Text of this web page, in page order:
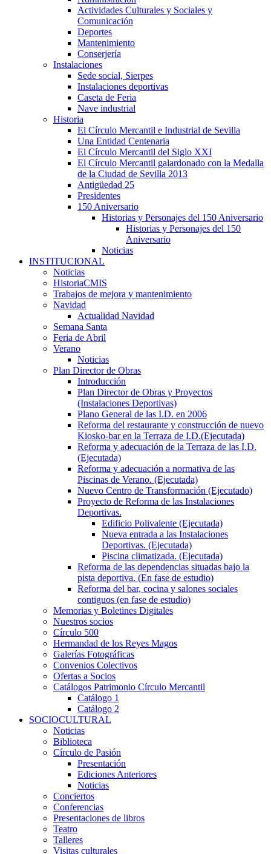
Actividades Culturales y Sociales y
Comunicación
Deportes
Mantenimiento
Conserjería
Instalaciones
Sede social, Sierpes
Instalaciones deportivas
Caseta de Feria
Nave industrial
Historia
El Círculo Mercantil e Industrial de Sevilla
Una Entidad Centenaria
El Círculo Mercantil del Siglo XXI
El Círculo Mercantil galardonado con la Medalla
de la Ciudad de Sevilla 2013
Antigüedad 25
Presidentes
150 Aniversario
Historias y Personajes del 150 Aniversario
Historias y Personajes del 150
Aniversario
Noticias
INSTITUCIONAL
Noticias
HistoriaCMIS
Trabajos de mejora y mantenimiento
Navidad
Actualidad Navidad
Semana Santa
Feria de Abril
Verano
Noticias
Plan Director de Obras
Introducción
Plan Director de Obras y Proyectos
(Instalaciones Deportivas)
Plano General de las I.D. en 2006
Reforma del restaurante y construcción de nuevo
Kiosko-bar en la Terraza de I.D.(Ejecutada)
Reforma y adecuación de la Terraza de las I.D.
(Ejecutada)
Reforma y adecuación a normativa de las
Piscinas de Verano. (Ejecutada)
Nuevo Centro de Transformación (Ejecutado)
Proyecto de Reforma de las Instalaciones
Deportivas.
Edificio Polivalente (Ejecutada)
Nueva entrada a las Instalaciones
Deportivas. (Ejecutada)
Piscina climatizada. (Ejecutada)
Reforma de las dependencias situadas bajo la
pista deportiva. (En fase de estudio)
Reforma del bar, cocina y salones sociales
contiguos (en fase de estudio)
Memorias y Boletines Digitales
Nuestros socios
Círculo 500
Hermandad de los Reyes Magos
Galerías Fotográficas
Convenios Colectivos
Ofertas a Socios
Catálogos Patrimonio Círculo Mercantil
Catálogo 1
Catálogo 2
SOCIOCULTURAL
Noticias
Biblioteca
Círculo de Pasión
Presentación
Ediciones Anteriores
Noticias
Conciertos
Conferencias
Presentaciones de libros
Teatro
Talleres
Visitas culturales